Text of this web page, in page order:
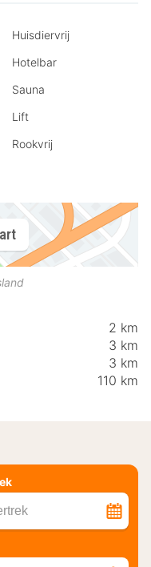
Huisdiervrij
Hotelbar
Sauna
Lift
Rookvrij
2 km
3 km
3 km
110 km